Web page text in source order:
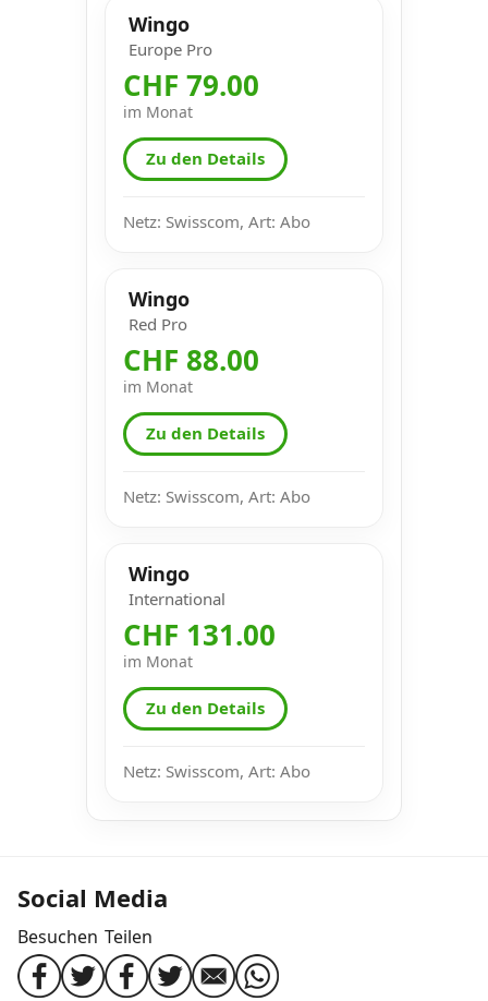
Wingo
Europe Pro
CHF 79.00
im Monat
Zu den Details
Netz: Swisscom, Art: Abo
Wingo
Red Pro
CHF 88.00
im Monat
Zu den Details
Netz: Swisscom, Art: Abo
Wingo
International
CHF 131.00
im Monat
Zu den Details
Netz: Swisscom, Art: Abo
Social Media
Besuchen Teilen